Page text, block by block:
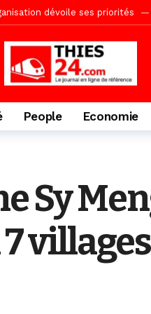
dévoile ses priorités
malades lundi 10 Août
se réduire au seul
1 jour ago
ses priorités devant le
People Economie
Sy